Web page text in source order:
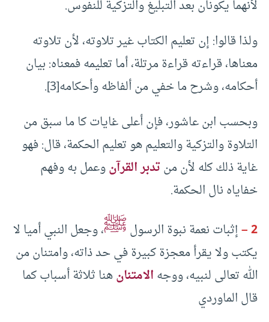
لأنهما يكونان بعد التبليغ والتزكية للنفوس.
ولذا قالوا: إن تعليم الكتاب غير تلاوته، لأن تلاوته
معناها، قراءته قراءة مرتلة، أما تعليمه فمعناه: بيان
أحكامه، وشرح ما خفي من ألفاظه وأحكامه[3].
وبحسب ابن عاشور، فإن أعلى غايات كا ما سبق من
التلاوة والتزكية والتعليم هو تعليم الحكمة، قال: فهو
غاية ذلك كله لأن منتدبر القرآنوعمل به وفهم
خفاياه نال الحكمة.
2 –
إثبات نعمة نبوة الرسولﷺ، وجعل النبي أميا لا
يكتب ولا يقرأ معجزة كبيرة في حد ذاته، وامتنان من
الله تعالى لنبيه، ووجهالامتنانهنا ثلاثة أسباب كما
قال الماوردي